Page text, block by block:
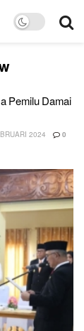
Pemilu Damai
2024 0